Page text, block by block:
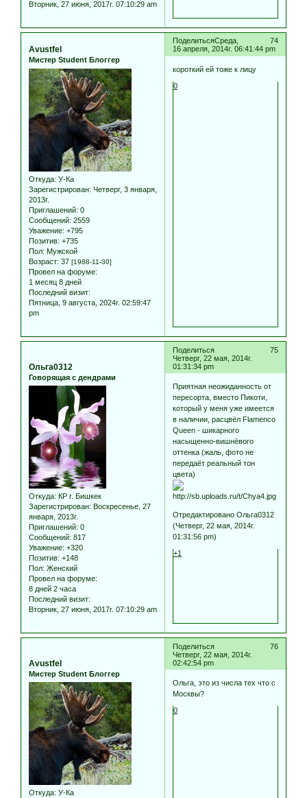
Вторник, 27 июня, 2017г. 07:10:29 am
Поделиться 74
Среда,
16 апреля, 2014г. 06:41:44 pm
Avustfel
Мистер Student Блоггер
Откуда: У-Ка
Зарегистрирован: Четверг, 3 января,
2013г.
Приглашений: 0
Сообщений: 2559
Уважение: +795
Позитив: +735
Пол: Мужской
Возраст: 37 [1988-11-30]
Провел на форуме:
1 месяц 8 дней
Последний визит:
Пятница, 9 августа, 2024г. 02:59:47
pm
короткий ей тоже к лицу
0
Поделиться
75
Четверг, 22 мая, 2014г.
01:31:34 pm
Ольга0312
Говорящая с дендрами
Откуда: КР г. Бишкек
Зарегистрирован: Воскресенье, 27
января, 2013г.
Приглашений: 0
Сообщений: 817
Уважение: +320
Позитив: +148
Пол: Женский
Провел на форуме:
8 дней 2 часа
Последний визит:
Вторник, 27 июня, 2017г. 07:10:29 am
Приятная неожиданность от
пересорта, вместо Пикоти,
который у меня уже имеется
в наличии, расцвёл Flamenco
Queen - шикарного
насыщенно-вишнёвого
оттенка (жаль, фото не
передаёт реальный тон
цвета)
Отредактировано Ольга0312
(Четверг, 22 мая, 2014г.
01:31:56 pm)
+1
Поделиться
76
Четверг, 22 мая, 2014г.
02:42:54 pm
Avustfel
Мистер Student Блоггер
Откуда: У-Ка
Ольга, это из числа тех что с
Москвы?
0